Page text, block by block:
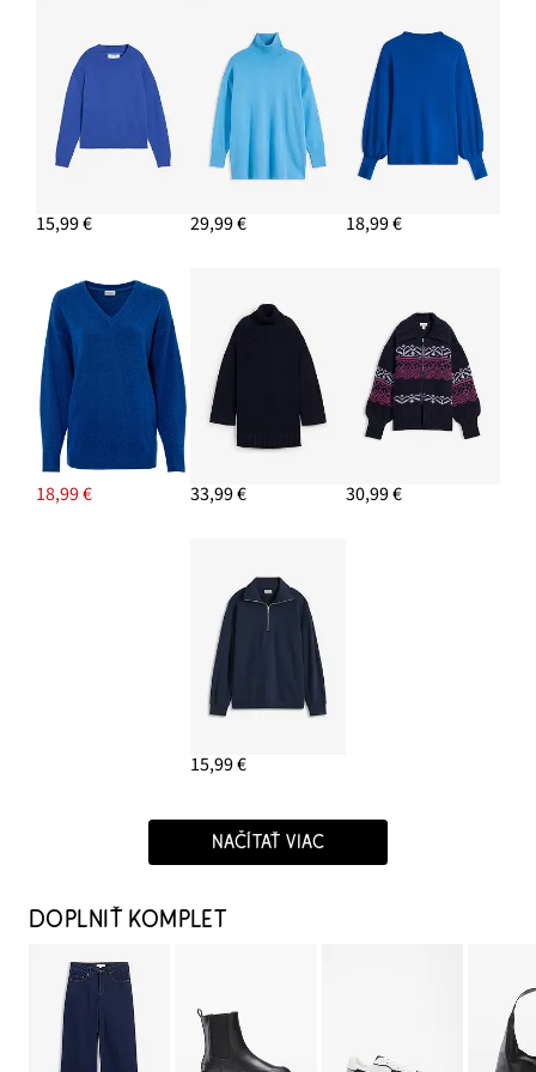
15,99 € 29,99 € 18,99 €
18,99 € 33,99 € 30,99 €
15,99 €
NAČÍTAŤ VIAC
DOPLNIŤ KOMPLET